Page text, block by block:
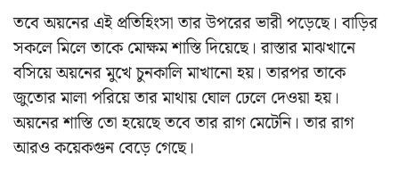
তবে অয়নের এই প্রতিহিংসা তার উপরের ভারী পড়েছে। বাড়ির
সকলে মিলে তাকে মোক্ষম শাস্তি দিয়েছে। রাস্তার মাঝখানে
বসিয়ে অয়নের মুখে চুনকালি মাখানো হয়। তারপর তাকে
জুতোর মালা পরিয়ে তার মাথায় ঘোল ঢেলে দেওয়া হয়।
অয়নের শাস্তি তো হয়েছে তবে তার রাগ মেটেনি। তার রাগ
আরও কয়েকগুন বেড়ে গেছে।